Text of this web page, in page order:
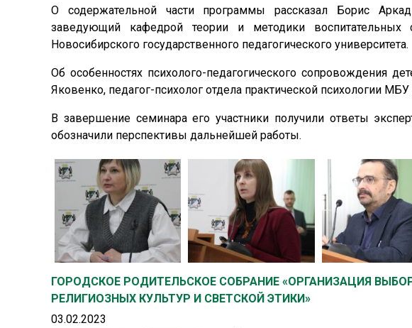
О содержательной части программы рассказал Борис
заведующий кафедрой теории и методики воспитательных
Новосибирского государственного педагогического университета.
Об особенностях психолого-педагогического сопровождения
Яковенко, педагог-психолог отдела практической психологии
В завершение семинара его участники получили ответы
обозначили перспективы дальнейшей работы.
ГОРОДСКОЕ РОДИТЕЛЬСКОЕ СОБРАНИЕ «ОРГАНИЗАЦИЯ
РЕЛИГИОЗНЫХ КУЛЬТУР И СВЕТСКОЙ ЭТИКИ»
03.02.2023